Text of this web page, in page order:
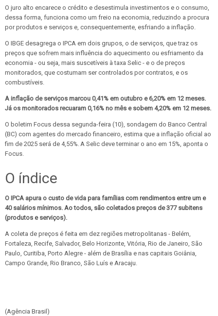
O juro alto encarece o crédito e desestimula investimentos e o consumo,
dessa forma, funciona como um freio na economia, reduzindo a procura
por produtos e serviços e, consequentemente, esfriando a inflação.
O IBGE desagrega o IPCA em dois grupos, o de serviços, que traz os
preços que sofrem mais influência do aquecimento ou esfriamento da
economia - ou seja, mais suscetíveis à taxa Selic - e o de preços
monitorados, que costumam ser controlados por contratos, e os
combustíveis.
A inflação de serviços marcou 0,41% em outubro e 6,20% em 12 meses.
Já os monitorados recuaram 0,16% no mês e sobem 4,20% em 12 meses.
O boletim Focus dessa segunda-feira (10), sondagem do Banco Central
(BC) com agentes do mercado financeiro, estima que a inflação oficial ao
fim de 2025 será de 4,55%. A Selic deve terminar o ano em 15%, aponta o
Focus.
O índice
O IPCA apura o custo de vida para famílias com rendimentos entre um e
40 salários mínimos. Ao todos, são coletados preços de 377 subitens
(produtos e serviços).
A coleta de preços é feita em dez regiões metropolitanas - Belém,
Fortaleza, Recife, Salvador, Belo Horizonte, Vitória, Rio de Janeiro, São
Paulo, Curitiba, Porto Alegre - além de Brasília e nas capitais Goiânia,
Campo Grande, Rio Branco, São Luís e Aracaju.
(Agência Brasil)